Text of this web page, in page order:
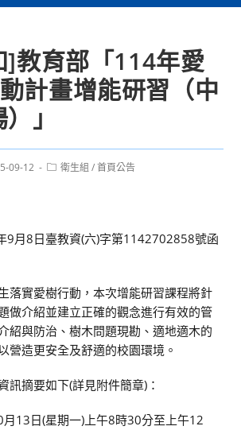
]教育部「114年愛
計畫增能研習（中
」
09-12
Post衛生組 / 首頁公告
9月8日臺教資(六)字第1142702858號函
落實愛樹行動，本次增能研習課程將針
做介紹並建立正確的觀念進行有效的管
紹與防治、樹木問題現勘、適地適木的
營造更安全及舒適的校園環境。
訊摘要如下(詳見附件簡章)：
13日(星期一)上午8時30分至上午12